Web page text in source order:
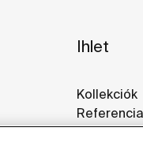
Ihlet
Kollekciók
Galériák